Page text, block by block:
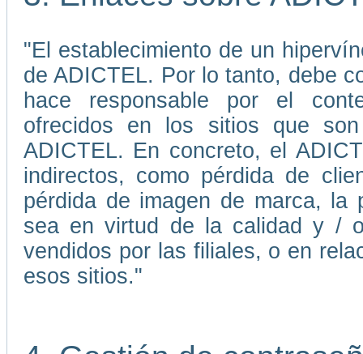
"El establecimiento de un
de ADICTEL. Por lo tanto, debe
hace responsable por el
ofrecidos en los sitios que
ADICTEL. En concreto, el
indirectos, como pérdida de
pérdida de imagen de marca, la
sea en virtud de la calidad y /
vendidos por las filiales, o en
esos sitios."